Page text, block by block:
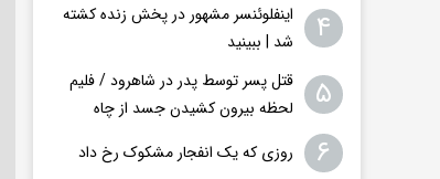
۴
اینفلوئنسر مشهور در پخش زنده کشته
شد | ببینید
۵
قتل پسر توسط پدر در شاهرود / فلیم
لحظه بیرون کشیدن جسد از چاه
۶ روزی که یک انفجار مشکوک رخ داد